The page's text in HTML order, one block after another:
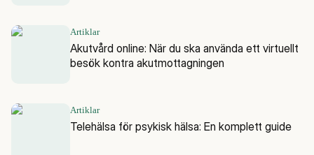
Artiklar
Akutvård online: När du ska använda ett virtuellt
besök kontra akutmottagningen
Artiklar
Telehälsa för psykisk hälsa: En komplett guide